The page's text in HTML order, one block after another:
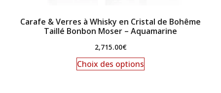
Carafe & Verres à Whisky en Cristal de Bohême
Taillé Bonbon Moser – Aquamarine
2,715.00€
Choix des options